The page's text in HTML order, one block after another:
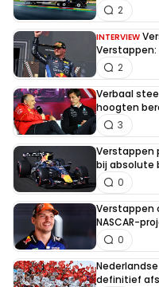
2
INTERVIEW
Verstappen:
2
Verbaal
hoogten
3
Verstappen
bij absolute
0
Verstappen
NASCAR-
0
definitief